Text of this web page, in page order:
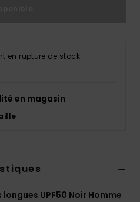
en rupture de stock.
en magasin
UPF50 Noir Homme